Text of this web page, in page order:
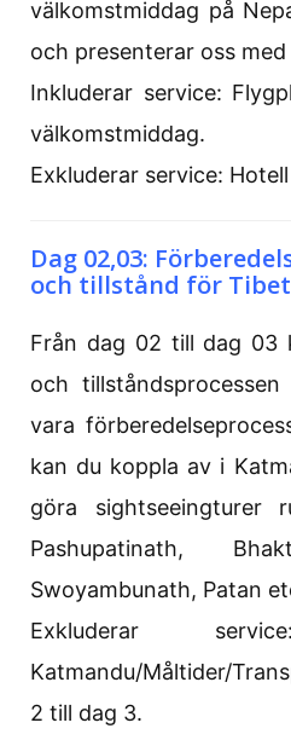
välkomstmiddag på
och presenterar oss
Inkluderar service:
välkomstmiddag.
Exkluderar service:
Dag 02,03:
och tillstånd för
Från dag 02 till dag 03
och
vara
kan du koppla av i
göra sightseeingturer
Pashupatinath,
Swoyambunath, Patan
Exkluderar
Katmandu/Måltider/
2 till dag 3.